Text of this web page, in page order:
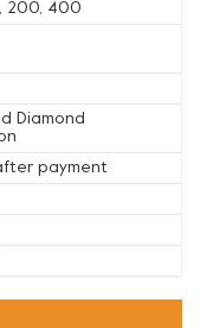
200, 400
Diamond
payment